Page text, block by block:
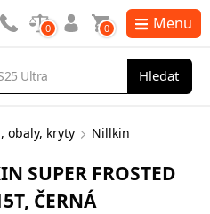
Hledat
0 0 Menu
obaly, kryty Nillkin
SUPER FROSTED
ČERNÁ